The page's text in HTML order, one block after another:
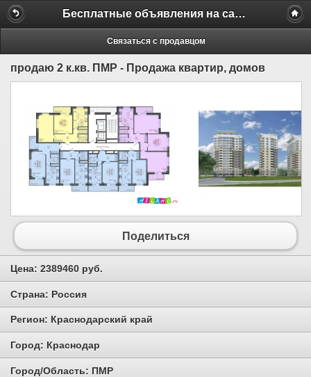
Бесплатные объявления на сайте MILAMO.ru
Связаться с продавцом
продаю 2 к.кв. ПМР - Продажа квартир, домов
Поделиться
Цена: 2389460 руб.
Страна: Россия
Регион: Краснодарский край
Город: Краснодар
Город/Область: ПМР